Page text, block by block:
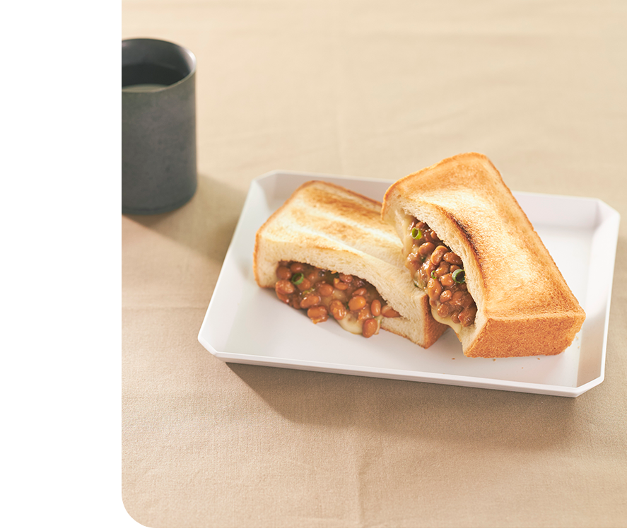
細ネギ
スライスチーズ（溶けるタイプ）
【A】
麹味噌（合わせ味噌でも可）
砂糖
みりん